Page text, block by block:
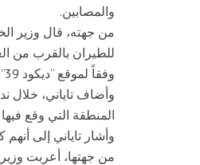
والمصابين.
من جهته، قال وزير
وفقاً لموقع “ديكود 39” الإيطالي.
وأضاف تاياني، خلال
المنطقة التي وقع
وأشار تاياني إلى
من جهتها، أعربت